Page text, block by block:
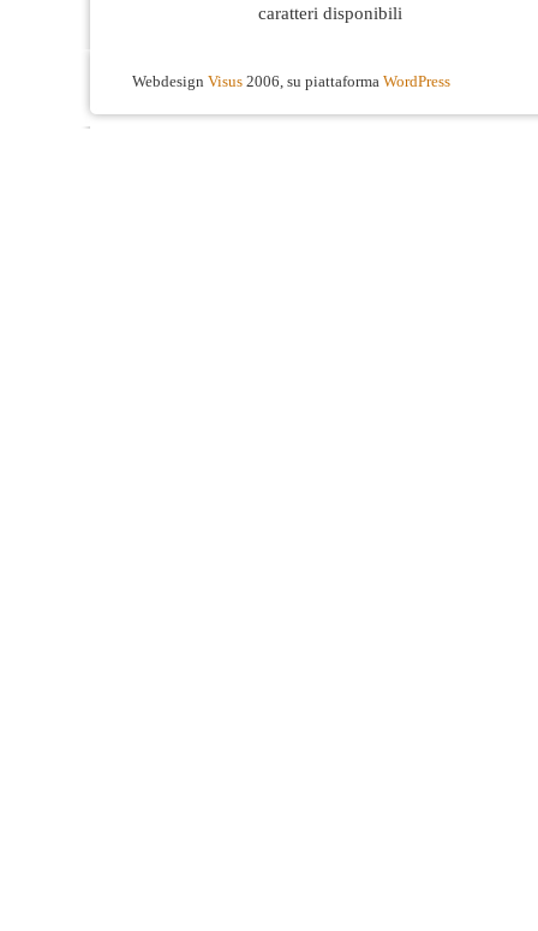
caratteri disponibili
Webdesign Visus 2006, su piattaforma WordPress